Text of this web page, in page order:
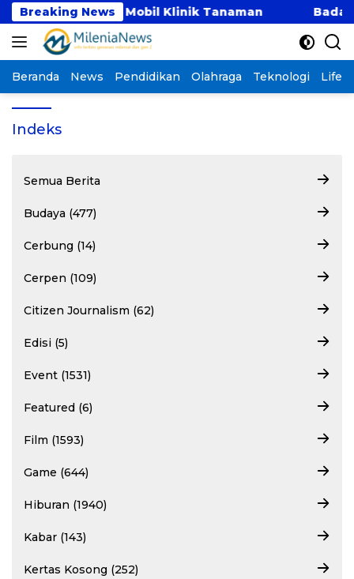
Langsung
ke
konten
Breaking News
Perdana Mobil Klinik Tanaman Badan
Beranda News Pendidikan Olahraga Teknologi
Indeks
Semua Berita
Budaya (477)
Cerbung (14)
Cerpen (109)
Citizen Journalism (62)
Edisi (5)
Event (1531)
Featured (6)
Film (1593)
Game (644)
Hiburan (1940)
Kabar (143)
Kertas Kosong (252)